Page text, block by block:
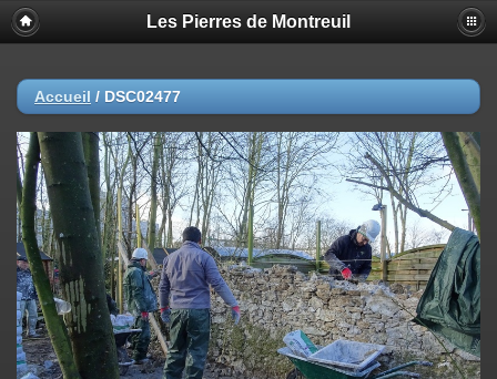
Les Pierres de Montreuil
Accueil / DSC02477